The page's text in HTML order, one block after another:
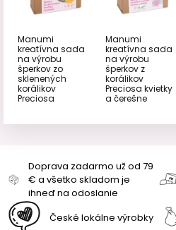
Manumi
kreatívna sada
na výrobu
šperkov zo
sklenených
korálikov
Preciosa
Manumi
kreatívna sada
na výrobu
šperkov z
korálikov
Preciosa kvietky
a čerešne
Doprava zadarmo už od 79
€ a všetko skladom je
ihneď na odoslanie
České lokálne výrobky